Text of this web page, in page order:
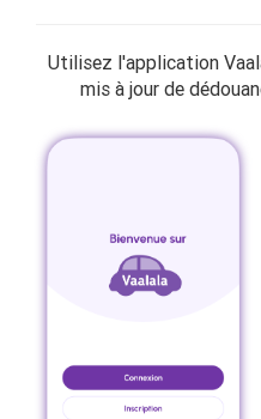
Utilisez l'application
mis à jour de